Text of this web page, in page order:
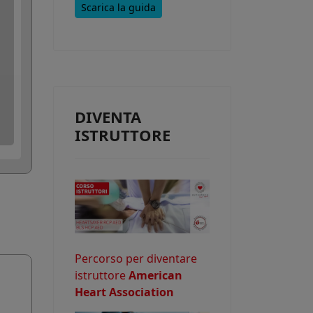
Scarica la guida
DIVENTA
ISTRUTTORE
Percorso per diventare
istruttoreAmerican
Heart Association